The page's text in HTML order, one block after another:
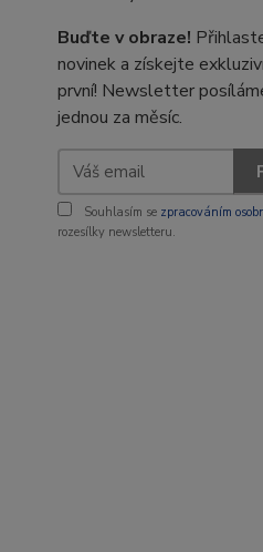
Buďte v obraze!
novinek a získejte
první! Newsletter
jednou za měsíc.
Souhlasím se zpracováním
rozesílky newsletteru.